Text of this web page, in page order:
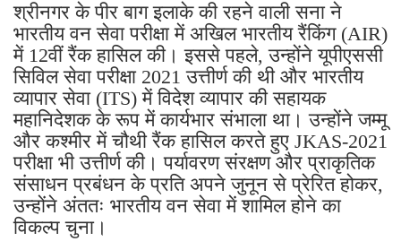
श्रीनगर के पीर बाग इलाके की रहने वाली सना ने
भारतीय वन सेवा परीक्षा में अखिल भारतीय रैंकिंग (AIR)
में 12वीं रैंक हासिल की। ​​इससे पहले, उन्होंने यूपीएससी
सिविल सेवा परीक्षा 2021 उत्तीर्ण की थी और भारतीय
व्यापार सेवा (ITS) में विदेश व्यापार की सहायक
महानिदेशक के रूप में कार्यभार संभाला था। उन्होंने जम्मू
और कश्मीर में चौथी रैंक हासिल करते हुए JKAS-2021
परीक्षा भी उत्तीर्ण की। पर्यावरण संरक्षण और प्राकृतिक
संसाधन प्रबंधन के प्रति अपने जुनून से प्रेरित होकर,
उन्होंने अंततः भारतीय वन सेवा में शामिल होने का
विकल्प चुना।